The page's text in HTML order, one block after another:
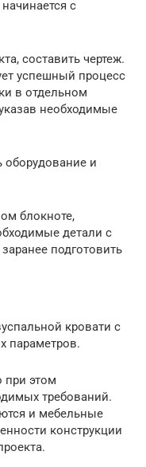
с
составить чертеж.
успешный процесс
в отдельном
необходимые
оборудование и
блокноте,
детали с
подготовить
кровати с
параметров.
при этом
требований.
и мебельные
конструкции